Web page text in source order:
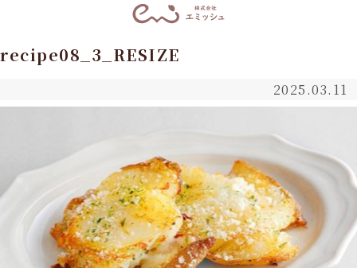
recipe08_3_RESIZE
2025.03.11